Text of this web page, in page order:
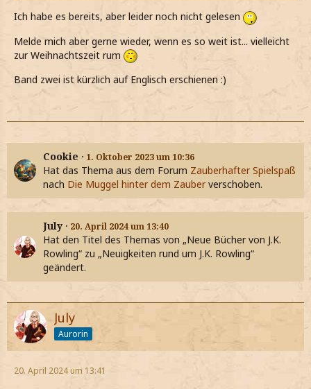
Ich habe es bereits, aber leider noch nicht gelesen
Melde mich aber gerne wieder, wenn es so weit ist... vielleicht
zur Weihnachtszeit rum
Band zwei ist kürzlich auf Englisch erschienen :)
Cookie 1. Oktober 2023 um 10:36
Hat das Thema aus dem Forum Zauberhafter Spielspaß
nach Die Muggel hinter dem Zauber verschoben.
July 20. April 2024 um 13:40
Hat den Titel des Themas von „Neue Bücher von J.K.
Rowling“ zu „Neuigkeiten rund um J.K. Rowling“
geändert.
July
Aurorin
20. April 2024 um 13:41